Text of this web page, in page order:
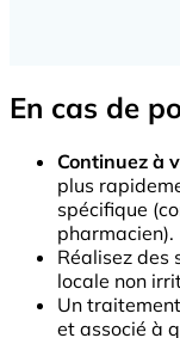
En cas de
Continuez à
plus
spécifique
pharmacien).
Réalisez des
locale non
Un
et associé à